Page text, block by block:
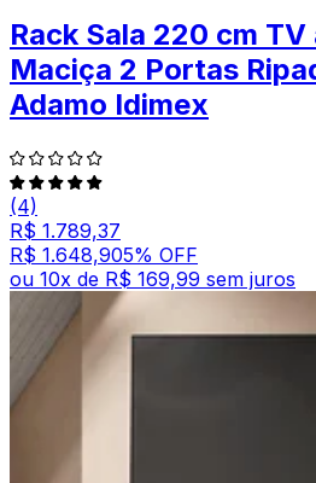
Rack Sala 220 cm
Maciça 2 Portas
Adamo Idimex
(4)
R$ 1.789,37
R$ 1.648,905% OFF
ou 10x de R$ 169,99 sem juros